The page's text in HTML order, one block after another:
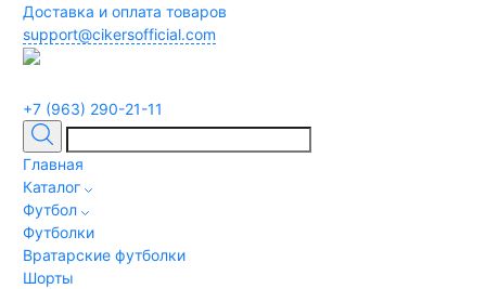
Доставка и оплата товаров
support@cikersofficial.com
+7 (963) 290-21-11
Главная
Каталог
Футбол
Футболки
Вратарские футболки
Шорты